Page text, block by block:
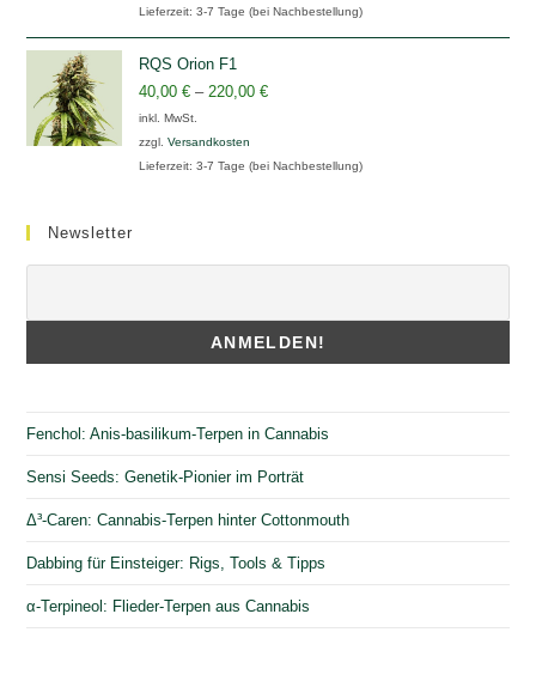
Lieferzeit:3-7 Tage (bei Nachbestellung)
RQS Orion F1
40,00€ – 220,00€
inkl. MwSt.
zzgl.Versandkosten
Lieferzeit:3-7 Tage (bei Nachbestellung)
Newsletter
Fenchol: Anis-basilikum-Terpen in Cannabis
Sensi Seeds: Genetik-Pionier im Porträt
Δ³-Caren: Cannabis-Terpen hinter Cottonmouth
Dabbing für Einsteiger: Rigs, Tools & Tipps
α-Terpineol: Flieder-Terpen aus Cannabis